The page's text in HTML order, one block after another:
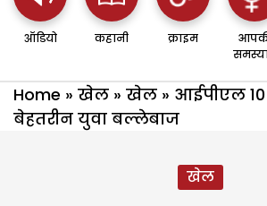
ऑडियो कहानी क्राइम
Home » खेल » खेल » आईपीएल
बेहतरीन युवा बल्लेबाज
खेल